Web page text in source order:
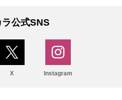
公式SNS
X Instagram